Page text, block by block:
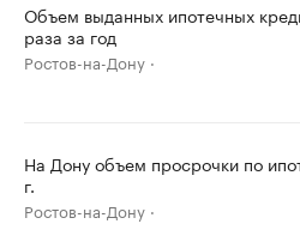
Объем выданных ипотечных
раза за год
Ростов-на-Дону
На Дону объем просрочки по
г.
Ростов-на-Дону